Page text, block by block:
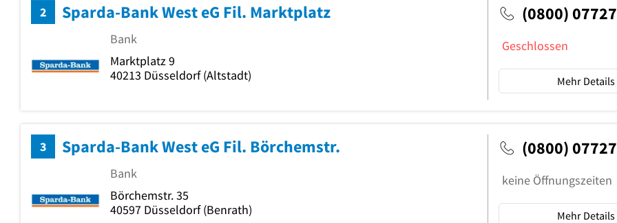
2 Sparda-Bank West eG Fil. Marktplatz
Bank
Marktplatz 9
40213 Düsseldorf(Altstadt)
(0800)
Geschlossen
Mehr Details
3 Sparda-Bank West eG Fil. Börchemstr.
Bank
Börchemstr. 35
40597 Düsseldorf(Benrath)
(0800)
keine Öffnungszeiten
Mehr Details